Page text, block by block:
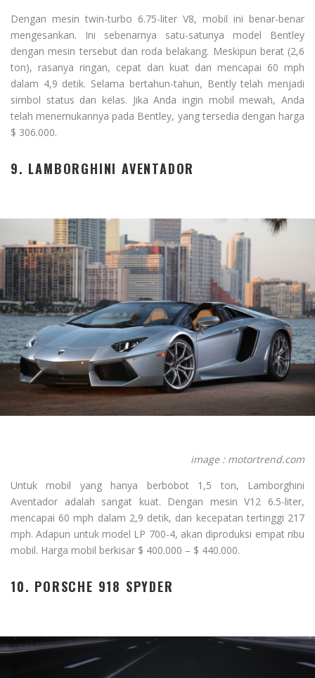
Dengan mesin twin-turbo 6.75-liter V8, mobil ini benar-benar
mengesankan. Ini sebenarnya satu-satunya model Bentley
dengan mesin tersebut dan roda belakang. Meskipun berat (2,6
ton), rasanya ringan, cepat dan kuat dan mencapai 60 mph
dalam 4,9 detik. Selama bertahun-tahun, Bently telah menjadi
simbol status dan kelas. Jika Anda ingin mobil mewah, Anda
telah menemukannya pada Bentley, yang tersedia dengan harga
$ 306.000.
9. LAMBORGHINI AVENTADOR
image : motortrend.com
Untuk mobil yang hanya berbobot 1,5 ton, Lamborghini
Aventador adalah sangat kuat. Dengan mesin V12 6.5-liter,
mencapai 60 mph dalam 2,9 detik, dan kecepatan tertinggi 217
mph. Adapun untuk model LP 700-4, akan diproduksi empat ribu
mobil. Harga mobil berkisar $ 400.000 – $ 440.000.
10. PORSCHE 918 SPYDER